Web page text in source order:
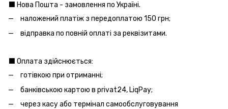
⬛️ Нова Пошта - замовлення по Україні.
наложений платіж з передоплатою 150 грн;
відправка по повній оплаті за реквізитами.
⬛️ Оплата здійснюється:
готівкою при отриманні;
банківською картою в privat24, LiqPay;
через касу або термінал самообслуговування